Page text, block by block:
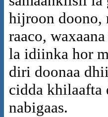
hijroon doono,
raaco,
la idiinka hor
diri doonaa
cidda khilaafta
nabigaas.